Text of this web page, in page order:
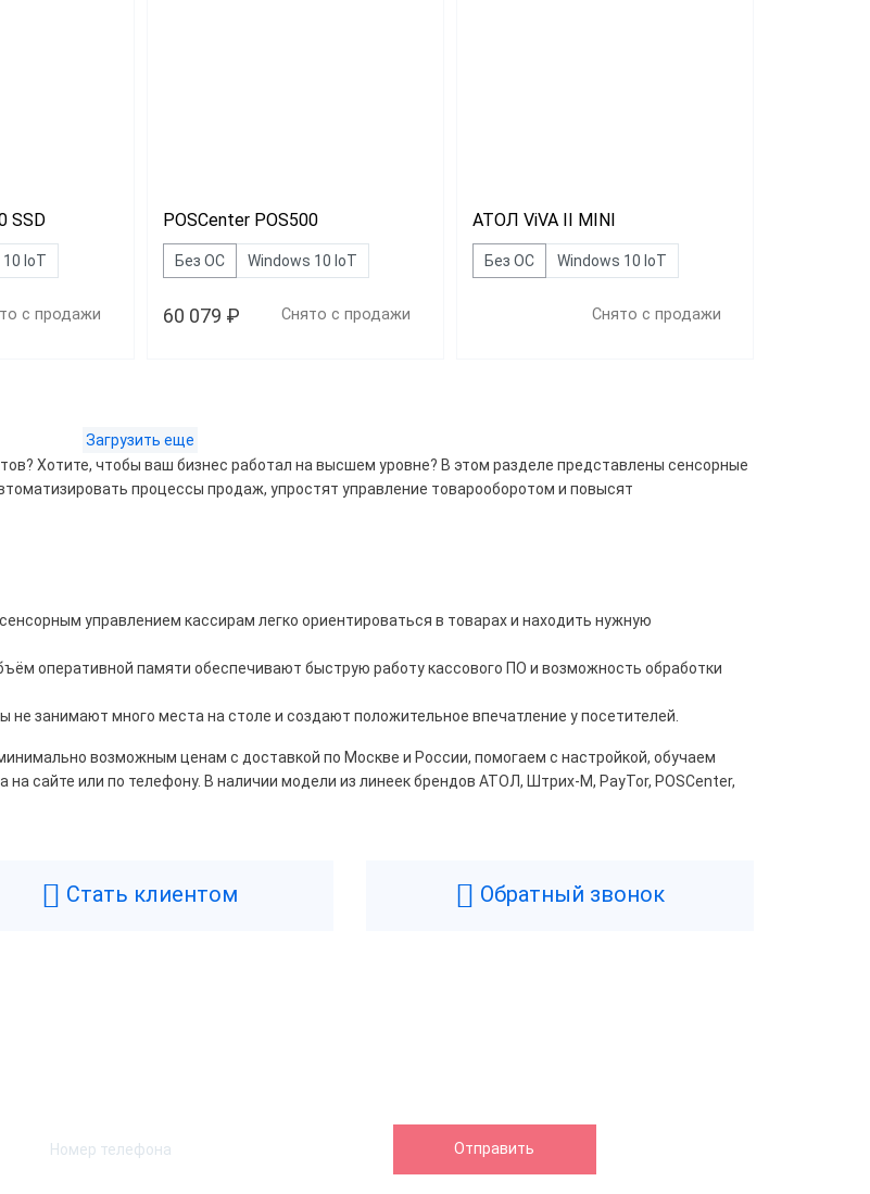
SSD
IoT
с продажи
POSCenter POS500
Без ОС Windows 10 IoT
60 079 ₽ Снято с продажи
АТОЛ ViVA II MINI
Без ОС Windows 10 IoT
Снято с продажи
D2550
Загрузить еще
Хотите, чтобы ваш бизнес работал на высшем уровне? В этом разделе представлены сенсорные
процессы продаж, упростят управление товарооборотом и повысят
управлением кассирам легко ориентироваться в товарах и находить нужную
оперативной памяти обеспечивают быструю работу кассового ПО и возможность обработки
занимают много места на столе и создают положительное впечатление у посетителей.
возможным ценам с доставкой по Москве и России, помогаем с настройкой, обучаем
сайте или по телефону. В наличии модели из линеек брендов АТОЛ, Штрих-М, PayTor, POSCenter,
Стать клиентом Обратный звонок